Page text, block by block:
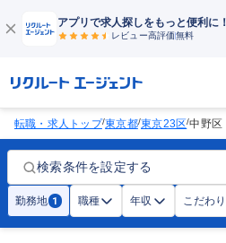
アプリで求人探しをもっと便利に！
レビュー高評価無料
転職・求人トップ/東京都/東京23区/中野区
検索条件を設定する
勤務地 1 職種 年収 こだわ